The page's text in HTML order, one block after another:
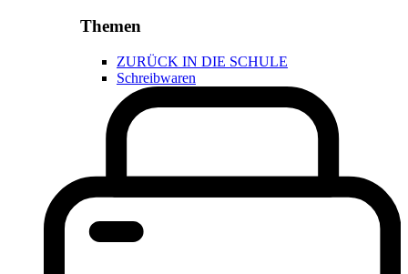
Themen
ZURÜCK IN DIE SCHULE
Schreibwaren